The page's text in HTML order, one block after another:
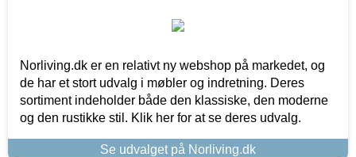
Norliving.dk er en relativt ny webshop på markedet, og
de har et stort udvalg i møbler og indretning. Deres
sortiment indeholder både den klassiske, den moderne
og den rustikke stil. Klik her for at se deres udvalg.
Se udvalget på Norliving.dk